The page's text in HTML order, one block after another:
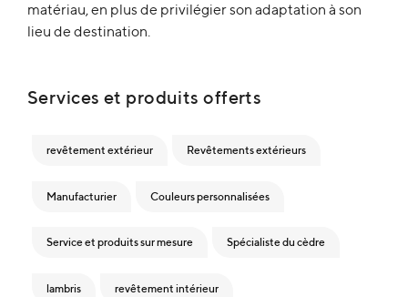
matériau, en plus de privilégier son adaptation à son
lieu de destination.
Services et produits offerts
revêtement extérieur Revêtements extérieurs
Manufacturier Couleurs personnalisées
Service et produits sur mesure Spécialiste du cèdre
lambris revêtement intérieur